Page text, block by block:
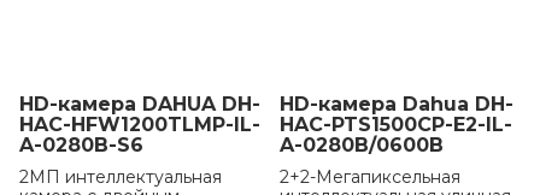
HD-камера DAHUA DH-
HAC-HFW1200TLMP-IL-
A-0280B-S6
2МП интеллектуальная
HD-камера Dahua DH-
HAC-PTS1500CP-E2-IL-
A-0280B/0600B
2+2-Мегапиксельная